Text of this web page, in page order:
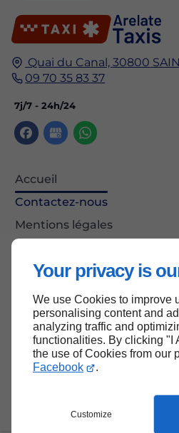
Your privacy is
We use Cookies to improve
personalising content and
analyzing traffic and
functionalities. By clicking "I
the use of Cookies from our
Facebook
.
Customize
Quai du Canal,30800
09 70 35 83 37
7j/7 - 24h/24
Accueil
Contactez-nous
Mentions légales
Haut de